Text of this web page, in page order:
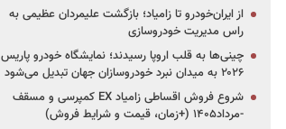
از ایران‌خودرو تا زامیاد؛ بازگشت علیمردان عظیمی به
راس مدیریت خودروسازی
چینی‌ها به قلب اروپا رسیدند؛ نمایشگاه خودرو پاریس
۲۰۲۶ به میدان نبرد خودروسازان جهان تبدیل می‌شود
شروع فروش اقساطی زامیاد EX کمپرسی و مسقف
-مرداد۱۴۰۵ (+زمان، قیمت و شرایط فروش)